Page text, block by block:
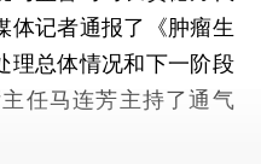
体记者通报了《肿瘤生
理总体情况和下一阶段
任马连芳主持了通气